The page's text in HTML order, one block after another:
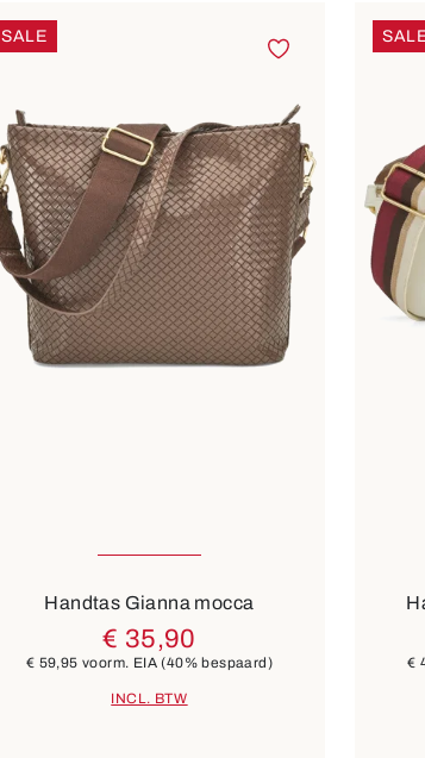
SALE
6 Kleuren
Handtas Gianna mocca
€ 35,90
€ 59,95 voorm. EIA(40% bespaard)
INCL. BTW
€